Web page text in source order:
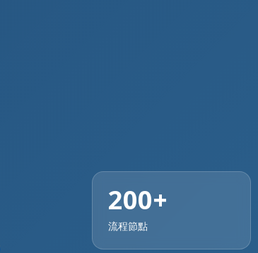
200+
流程節點